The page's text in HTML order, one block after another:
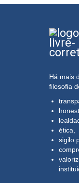
Há mais
filosofia
ética,
sigilo